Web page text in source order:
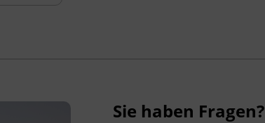
Sie haben Fragen?